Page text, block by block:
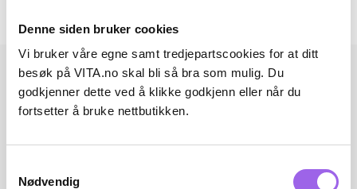
Denne siden bruker cookies
Vi bruker våre egne samt tredjepartscookies for at ditt
besøk på VITA.no skal bli så bra som mulig. Du
godkjenner dette ved å klikke godkjenn eller når du
fortsetter å bruke nettbutikken.
Nødvendig